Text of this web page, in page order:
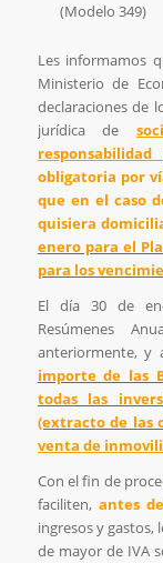
(Modelo 349)
Les informamos
Ministerio de
declaraciones de
jurídica de
obligatoria por
que en el caso
quisiera
enero para el
para los
El día 30 de
Resúmenes
anteriormente, y
importe de las
todas las
(extracto de las
venta de
Con el fin de
faciliten, antes
ingresos y gastos,
de mayor de IVA